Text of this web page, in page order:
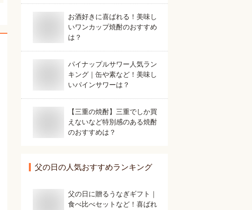
お酒好きに喜ばれる！美味し
いワンカップ焼酎のおすすめ
は？
パイナップルサワー人気ラン
キング｜缶や素など！美味し
いパインサワーは？
【三重の焼酎】三重でしか買
えないなど特別感のある焼酎
のおすすめは？
父の日 の人気おすすめランキング
父の日に贈るうなぎギフト｜
食べ比べセットなど！喜ばれ